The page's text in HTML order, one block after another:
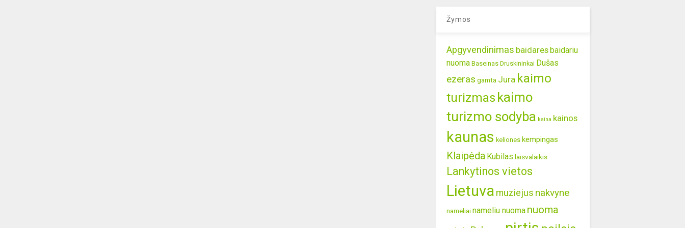
Žymos
Apgyvendinimas baidaresbaidariu
nuoma Baseinas Druskininkai Dušas
ezeras gamta Jura kaimo
turizmas kaimo
turizmo sodyba kaina kainos
kaunas keliones kempingas
Klaipėda Kubilas laisvalaikis
Lankytinos vietos
Lietuva muziejus nakvyne
nameliai nameliu nuoma nuoma